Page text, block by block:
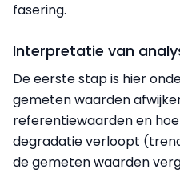
fasering.
Interpretatie van
De eerste stap is hier
gemeten waarden
referentiewaarden en
degradatie verloopt
de gemeten waarden